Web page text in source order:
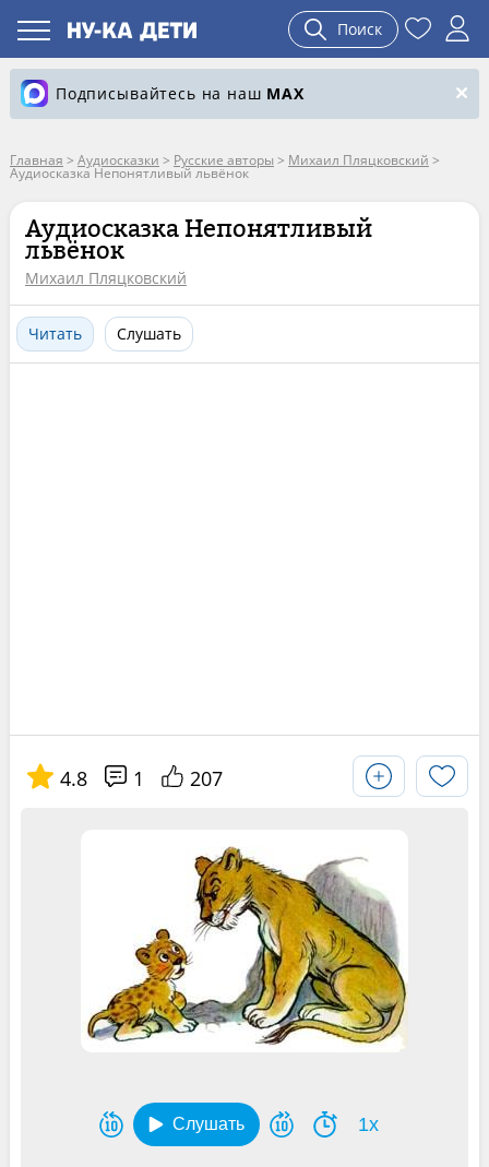
Поиск
Подписывайтесь на наш MAX
Главная > Аудиосказки > Русские авторы > Михаил Пляцковский >
Аудиосказка Непонятливый львёнок
Аудиосказка Непонятливый
львёнок
Михаил Пляцковский
Читать Слушать
4.8 1 207
Слушать 1x